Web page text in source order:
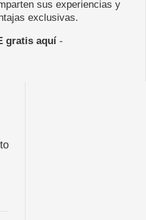
sus experiencias y
exclusivas.
gratis aquí-